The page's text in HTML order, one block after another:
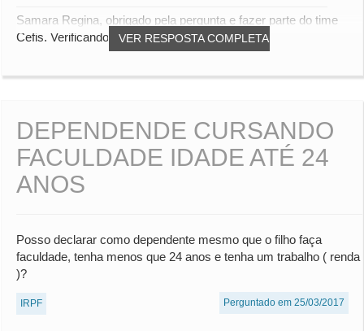
VER RESPOSTA COMPLETA
Samara Regina, obrigado pela pergunta e fazer parte do time
Cefis. Verificando as opções entendo que...
DEPENDENDE CURSANDO
FACULDADE IDADE ATÉ 24
ANOS
Posso declarar como dependente mesmo que o filho faça
faculdade, tenha menos que 24 anos e tenha um trabalho ( renda
)?
IRPF Perguntado em 25/03/2017